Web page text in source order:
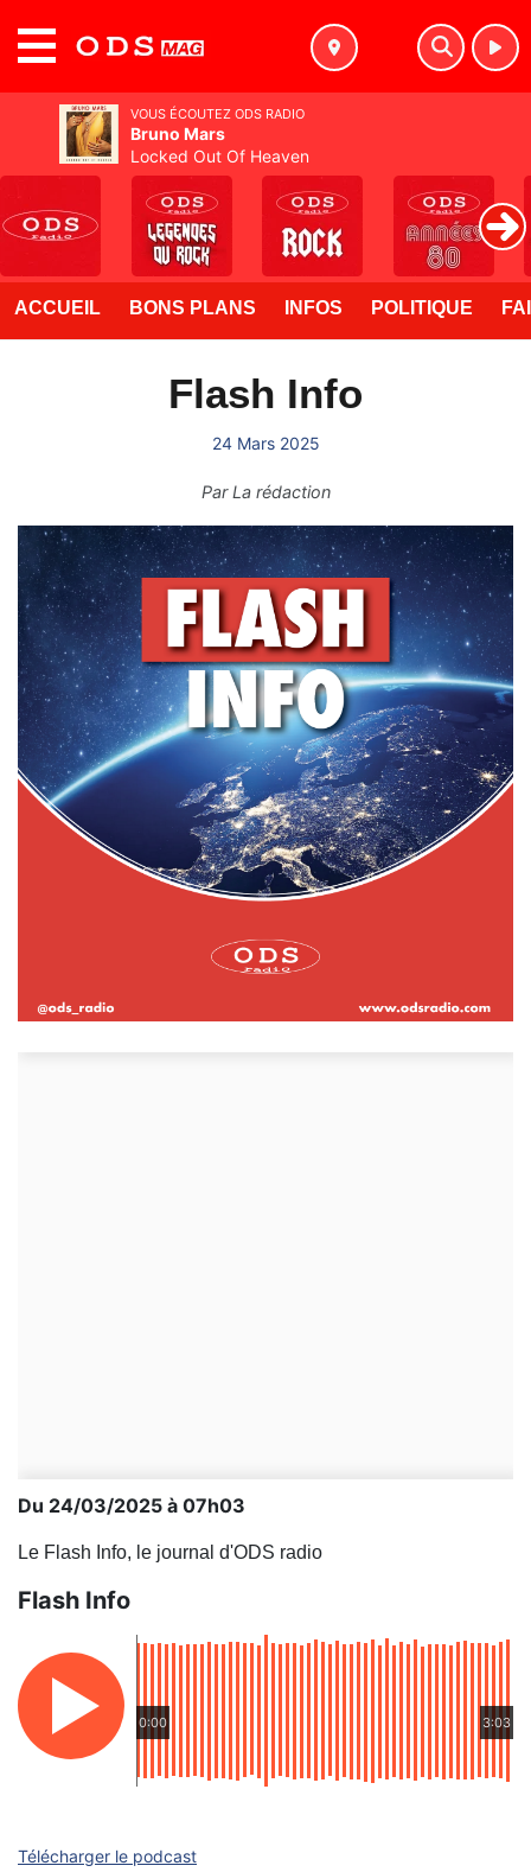
ACCUEIL BONS PLANS INFOS POLITIQUE
Flash Info
24 Mars 2025
ParLa rédaction
Du 24/03/2025 à 07h03
Le Flash Info, le journal d'ODS radio
Flash Info
0:00 3:03
Télécharger le podcast
VOUS ÉCOUTEZ ODS RADIO
Bruno Mars
Locked Out Of Heaven